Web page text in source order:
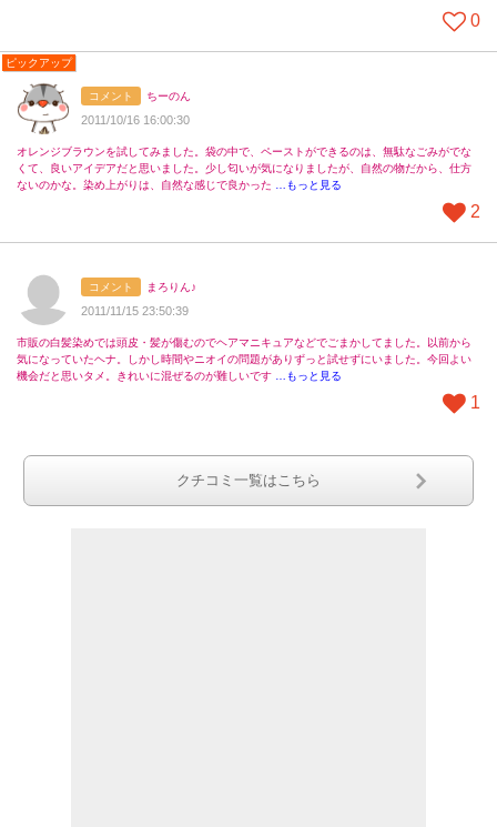
0
コメント ちーのん
2011/10/16 16:00:30
オレンジブラウンを試してみました。袋の中で、ペーストができるのは、無駄なごみがでな
くて、良いアイデアだと思いました。少し匂いが気になりましたが、自然の物だから、仕方
ないのかな。染め上がりは、自然な感じで良かった
…もっと見る
2
ピックアップ
コメント まろりん♪
2011/11/15 23:50:39
市販の白髪染めでは頭皮・髪が傷むのでヘアマニキュアなどでごまかしてました。以前から
気になっていたヘナ。しかし時間やニオイの問題がありずっと試せずにいました。今回よい
機会だと思いタメ。きれいに混ぜるのが難しいです
…もっと見る
1
クチコミ一覧はこちら